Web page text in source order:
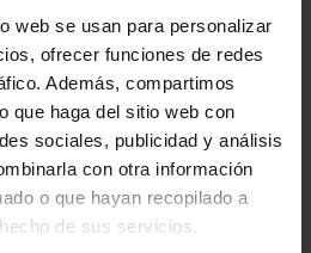
web se usan para personalizar
ofrecer funciones de redes
Además, compartimos
que haga del sitio web con
sociales, publicidad y análisis
con otra información
o que hayan recopilado a
de sus servicios.